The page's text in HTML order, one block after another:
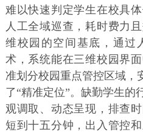
难以快速判定学生在校具
人工全域巡查，耗时费力
维校园的空间基底，通过
术，系统能在三维校园界
准划分校园重点管控区域，
了“精准定位”。缺勤学生的
观调取、动态呈现，排查
短到十五分钟，出入管控